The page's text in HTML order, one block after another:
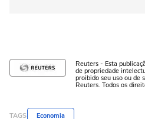
Reuters - Esta
de propriedade
proibido seu uso ou de
Reuters. Todos os
TAGS Economia